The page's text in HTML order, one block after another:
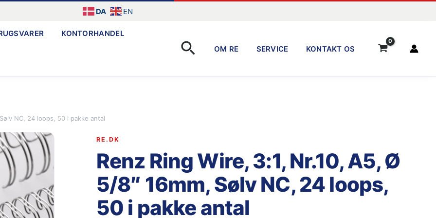
DA EN
KONTORHANDEL
Søg OM RE SERVICE KONTAKT OS
NC, 24 loops, 50 i pakke antal
RE.DK
Renz Ring Wire, 3:1, Nr.10, A5, Ø
5/8″ 16mm, Sølv NC, 24 loops,
50 i pakke antal